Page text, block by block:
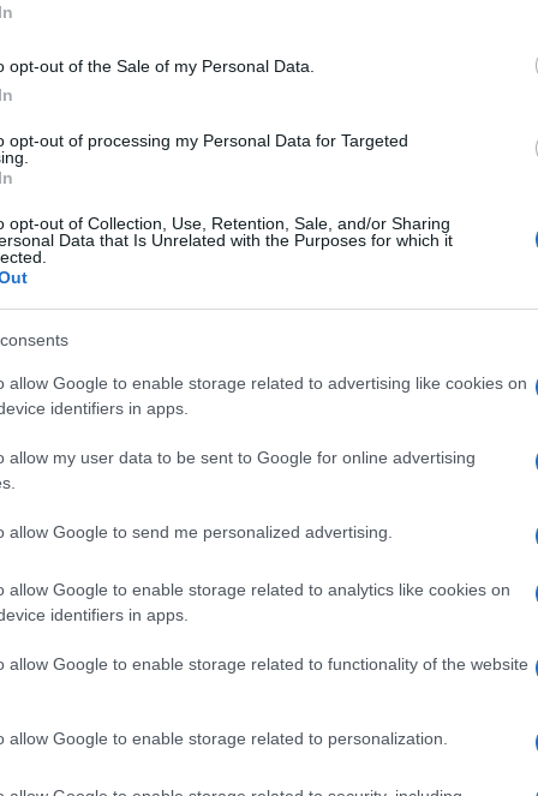
opt-out of the Sale of my Personal Data.
opt-out of processing my Personal Data for Targeted
opt-out of Collection, Use, Retention, Sale, and/or Sharing
Data that Is Unrelated with the Purposes for which it
allow Google to enable storage related to advertising like cookies on
identifiers in apps.
allow my user data to be sent to Google for online advertising
allow Google to send me personalized advertising.
allow Google to enable storage related to analytics like cookies on
identifiers in apps.
allow Google to enable storage related to functionality of the website
allow Google to enable storage related to personalization.
il colpo in avvio di seconda frazione e
biancoblu sembra calare la notte,
altre occasioni nel corso della regular
: un passettino alla volta, infatti,
di Barazza vale il -1, l’ace di
di Emmel sancisce il sorpasso (12-13).
17 pari, poi lebiancoblu scappano
4 punti(muro di Angelini sull’attacco di
tentativo (21-25).
totale dell’Hermaea
17 il tecnico dell’Omag chiede il timeout,
Barazza e compagne, infatti, veleggiano
Ungran muro del capitano piega
Giovanni,
centrale in maglia numero 18.
partita.Le galluresi tengono testa fino al
sotto i colpi di Saguatti. Fiore, con un
in discussione, ma non basta: l’attacco
in Marignano il
fuori stanchezza e acciacchi. La